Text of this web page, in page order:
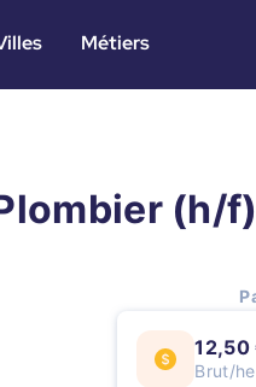
Métiers
(h/
12,50
Brut/